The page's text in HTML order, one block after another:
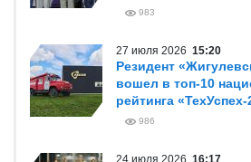
983
27 июля 2026 15:20
Резидент
вошел в топ-10
рейтинга «ТехУспех-
986
24 июля 2026 16:17